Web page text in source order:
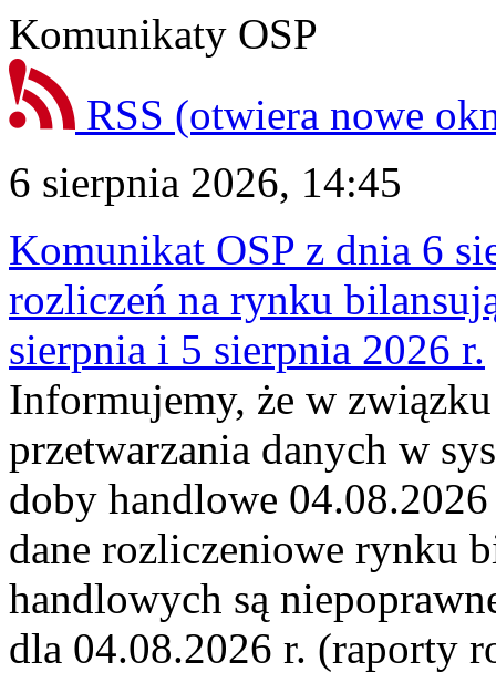
Komunikaty OSP
RSS (otwiera nowe
6 sierpnia 2026, 14:45
Komunikat OSP z dnia 6
rozliczeń na rynku
sierpnia i 5 sierpnia 2026 r.
Informujemy, że w
przetwarzania danych w
doby handlowe
dane rozliczeniowe rynku
handlowych są
dla 04.08.2026 r. (raporty